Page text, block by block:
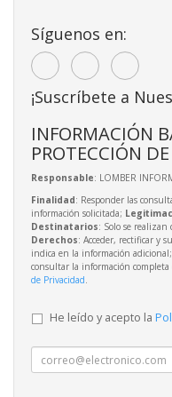
Síguenos en:
¡Suscríbete a
INFORMACIÓN
PROTECCIÓN
Responsable: LOMBER
Finalidad: Responder las
información solicitada;
Destinatarios: Solo se realizan
Derechos: Acceder, rectificar y
indica en la información adicional;
consultar la información
de Privacidad.
He leído y acepto la